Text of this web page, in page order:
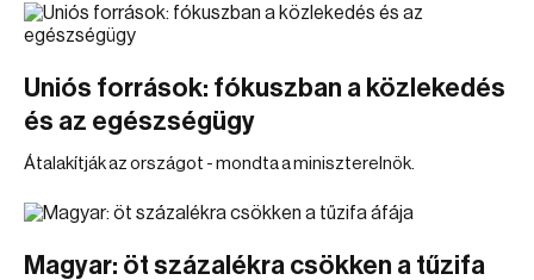
Uniós források: fókuszban a közlekedés
és az egészségügy
Átalakítják az országot - mondta a miniszterelnök.
Magyar: öt százalékra csökken a tűzifa